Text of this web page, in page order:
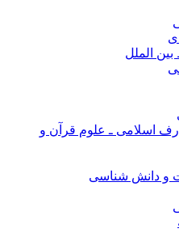
الملل
اسلامی ـ علوم قرآن و
و دانش شناسی